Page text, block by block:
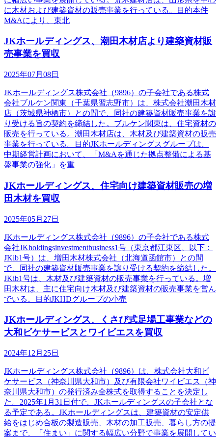
に木材および建築資材の販売事業を行っている。目的本件
M&Aにより、東北
JKホールディングス、潮田木材店より建築資材販
売事業を買収
2025年07月08日
JKホールディングス株式会社（9896）の子会社である株式
会社ブルケン関東（千葉県習志野市）は、株式会社潮田木材
店（茨城県神栖市）との間で、同社の建築資材販売事業を譲
り受ける旨の契約を締結した。ブルケン関東は、住宅資材の
販売を行っている。潮田木材店は、木材及び建築資材の販売
事業を行っている。目的JKホールディングスグループは、
中期経営計画において、「M&Aを通じた拠点整備による基
盤事業の強化」を重
JKホールディングス、住宅向け建築資材販売の増
田木材を買収
2025年05月27日
JKホールディングス株式会社（9896）の子会社である株式
会社JKholdingsinvestmentbusiness1号（東京都江東区、以下：
JKib1号）は、増田木材株式会社（北海道函館市）との間
で、同社の建築資材販売事業を譲り受ける契約を締結した。
JKib1号は、木材及び建築資材の販売事業を行っている。増
田木材は、主に住宅向け木材及び建築資材の販売事業を営ん
でいる。目的JKHDグループの小売
JKホールディングス、くさび式足場工事業などの
大和ビケサービスとワイビエスを買収
2024年12月25日
JKホールディングス株式会社（9896）は、株式会社大和ビ
ケサービス（神奈川県大和市）及び有限会社ワイビエス（神
奈川県大和市）の発行済み全株式を取得することを決定し
た。2025年1月31日付で、JKホールディングスの子会社とな
る予定である。JKホールディングスは、建築資材の安定供
給をはじめ合板の製造販売、木材の加工販売、暮らし方の提
案まで、「住まい」に関する幅広い分野で事業を展開してい